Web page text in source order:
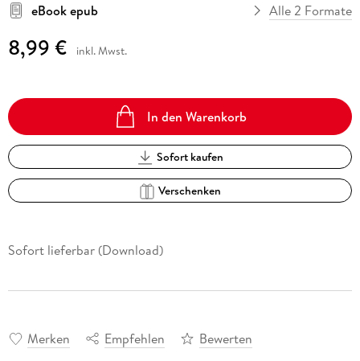
eBook epub
Alle 2 Formate
8,99 € inkl. Mwst.
In den Warenkorb
Sofort kaufen
Verschenken
Sofort lieferbar (Download)
Merken Empfehlen Bewerten